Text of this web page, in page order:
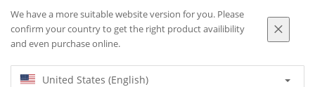
We have a more suitable website version for you. Please
confirm your country to get the right product availibility
and even purchase online.
United States (English)